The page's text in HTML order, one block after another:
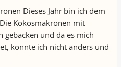
Dieses Jahr bin ich dem
Kokosmakronen mit
gebacken und da es mich
konnte ich nicht anders und